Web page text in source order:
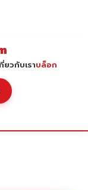
ยวกับเราบล็อก